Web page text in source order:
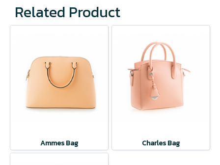
Related Product
Ammes Bag Charles Bag